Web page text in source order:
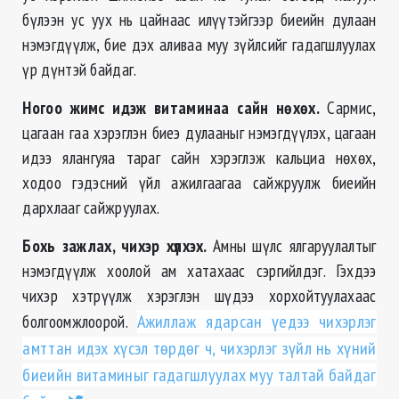
бүлээн ус уух нь цайнаас илүүтэйгээр биеийн дулаан
нэмэгдүүлж, бие дэх аливаа муу зүйлсийг гадагшлуулах
үр дүнтэй байдаг.
Ногоо жимс идэж витаминаа сайн нөхөх.Сармис,
цагаан гаа хэрэглэн биеэ дулааныг нэмэгдүүлэх, цагаан
идээ ялангуяа тараг сайн хэрэглэж кальциа нөхөх,
ходоо гэдэсний үйл ажилгаагаа сайжруулж биеийн
дархлааг сайжруулах.
Бохь зажлах, чихэр хүлхэх. Амны шүлс ялгаруулалтыг
нэмэгдүүлж хоолой ам хатахаас сэргийлдэг. Гэхдээ
чихэр хэтрүүлж хэрэглэн шүдээ хорхойтуулахаас
болгоомжлоорой. Ажиллаж ядарсан үедээ чихэрлэг
амттан идэх хүсэл төрдөг ч, чихэрлэг зүйл нь хүний
биеийн витаминыг гадагшлуулах муу талтай байдаг